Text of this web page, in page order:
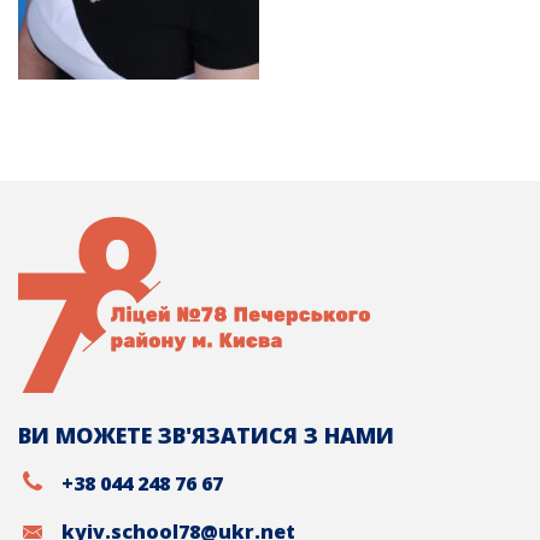
ВИ МОЖЕТЕ ЗВ'ЯЗАТИСЯ З НАМИ
+38 044 248 76 67
kyiv.school78@ukr.net